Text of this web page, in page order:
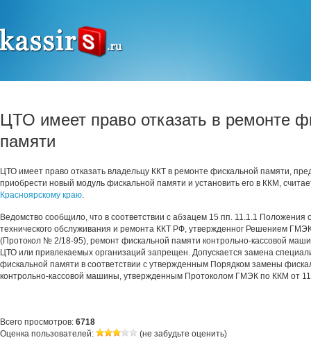
ЦТО имеет право отказать в ремонте
памяти
ЦТО имеет право отказать владельцу ККТ в ремонте фискальной памяти,
приобрести новый модуль фискальной памяти и установить его в ККМ,
Красноярскому краю.
Ведомство сообщило, что в соответствии с абзацем 15 пп. 11.1.1 Положения
технического обслуживания и ремонта ККТ РФ, утвержденног Решением
(Протокол № 2/18-95), ремонт фискальной памяти контрольно-кассовой
ЦТО или привлекаемых организаций запрещен. Допускается замена
фискальной памяти в соответствии с утвержденным Порядком замены
контрольно-кассовой машины, утвержденным Протоколом ГМЭК по ККМ от
Всего просмотров: 6718
Оценка пользователей:
(не забудьте оценить)